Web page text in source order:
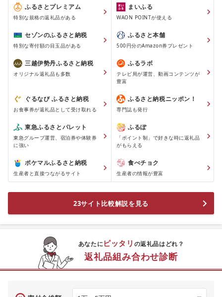
ふるさとプレミアム
特別な規格の返礼品がある
まいふる
WAON POINTが使える
セゾンのふるさと納税
特別な寄付額の目玉品がある
ふるさと本舗
500円分のAmazon券プレゼント
三越伊勢丹ふるさと納税
オリジナル返礼品も多数
ふるラボ
テレビ局が運営、動画コンテンツが
豊富
ぐるなび ふるさと納税
お食事券が返礼品として受け取れる
ふるさと納税ニッポン！
専門誌も発行
東急ふるさとパレット
東急グループ運営、宿泊券や体験券
に強い
ふるぽ
「ポイント制」で好きな時に返礼品
がもらえる
ポケマルふるさと納税
生産者と直接つながるサイト
食べチョク
生産者の情報が豊富
23サイト比較解説を見る
あなたにピッタリ の返礼品はどれ？
返礼品組み合わせ診断